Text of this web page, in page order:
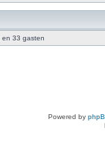
en 33 gasten
Powered by